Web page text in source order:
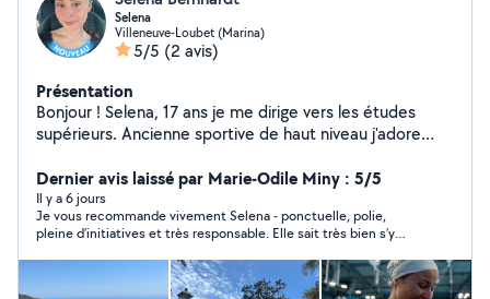
Selena
Villeneuve-Loubet (Marina)
5/5 (2 avis)
Présentation
Bonjour ! Selena, 17 ans je me dirige vers les études
supérieurs. Ancienne sportive de haut niveau j'adore
de 11 ans, j'ai l'habitude de m'occuper de lui ! Dans mon
club de sport j'avais l'habitude d'organiser des petites
activités avec les plus petits du groupe je trouvais ça
super amusant. J'adore trouver des activités créatives.
J'aime beaucoup lire alors j'adorerais faire la lecture si
les enfants aiment ça :)
Dernier avis laissé par Marie-Odile Miny : 5/5
Il y a 6 jours
Je vous recommande vivement Selena - ponctuelle, polie,
pleine d’initiatives et très responsable. Elle sait très bien s’y
s’occuper de nos enfants.